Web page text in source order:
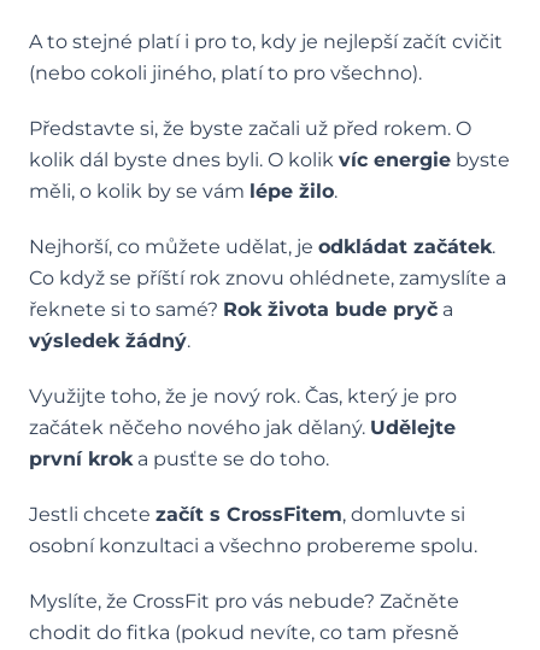
A to stejné platí i pro to, kdy je nejlepší začít cvičit
(nebo cokoli jiného, platí to pro všechno).
Představte si, že byste začali už před rokem. O
kolik dál byste dnes byli. O kolik víc energie byste
měli, o kolik by se vám lépe žilo.
Nejhorší, co můžete udělat, je odkládat začátek.
Co když se příští rok znovu ohlédnete, zamyslíte a
řeknete si to samé? Rok života bude pryč a
výsledek žádný.
Využijte toho, že je nový rok. Čas, který je pro
začátek něčeho nového jak dělaný. Udělejte
první kroka pusťte se do toho.
Jestli chcete začít s CrossFitem, domluvte si
osobní konzultaci a všechno probereme spolu.
Myslíte, že CrossFit pro vás nebude? Začněte
chodit do fitka (pokud nevíte, co tam přesně